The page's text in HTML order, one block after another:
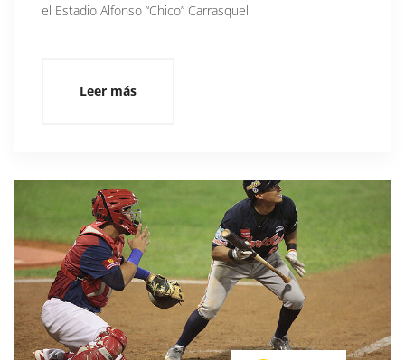
el Estadio Alfonso “Chico” Carrasquel
Leer más